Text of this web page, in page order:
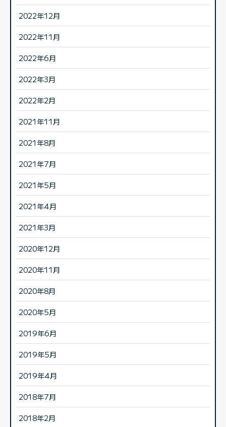
2022年12月
2022年11月
2022年6月
2022年3月
2022年2月
2021年11月
2021年8月
2021年7月
2021年5月
2021年4月
2021年3月
2020年12月
2020年11月
2020年8月
2020年5月
2019年6月
2019年5月
2019年4月
2018年7月
2018年2月